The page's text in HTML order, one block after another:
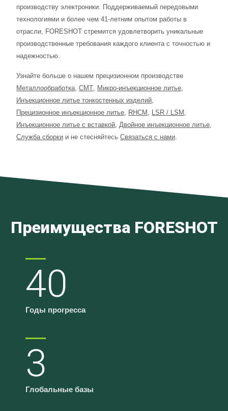
производству электроники. Поддерживаемый передовыми
технологиями и более чем 41-летним опытом работы в
отрасли, FORESHOT стремится удовлетворить уникальные
производственные требования каждого клиента с точностью и
надежностью.
Узнайте больше о нашем прецизионном производстве
Металлообработка, СМТ, Микро-инъекционное литье,
Инъекционное литье тонкостенных изделий,
Прецизионное инъекционное литье, RHCM , LSR / LSM ,
Инъекционное литье с вставкой, Двойное инъекционное литье,
Служба сборки и не стесняйтесь Связаться с нами.
Преимущества FORESHOT
40
Годы прогресса
3
Глобальные базы